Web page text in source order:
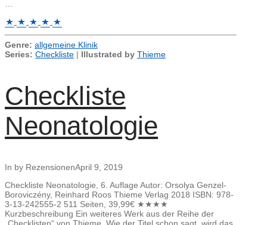
Genre: allgemeine Klinik
Series: Checkliste | Illustrated by Thieme
Checkliste
Neonatologie
In by RezensionenApril 9, 2019
Checkliste Neonatologie, 6. Auflage Autor: Orsolya Genzel-
Boroviczény, Reinhard Roos Thieme Verlag 2018 ISBN: 978-
3-13-242555-2 511 Seiten, 39,99€ ★★★★
Kurzbeschreibung Ein weiteres Werk aus der Reihe der